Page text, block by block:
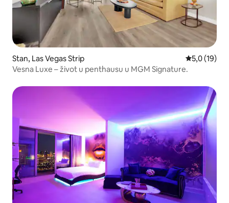
Stan, Las Vegas Strip Prosečna
5,0 (19)
Vesna Luxe – život u penthausu u MGM Signature.